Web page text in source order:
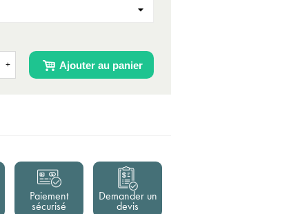
+ Ajouter au panier
Paiement
sécurisé
Demander un
devis